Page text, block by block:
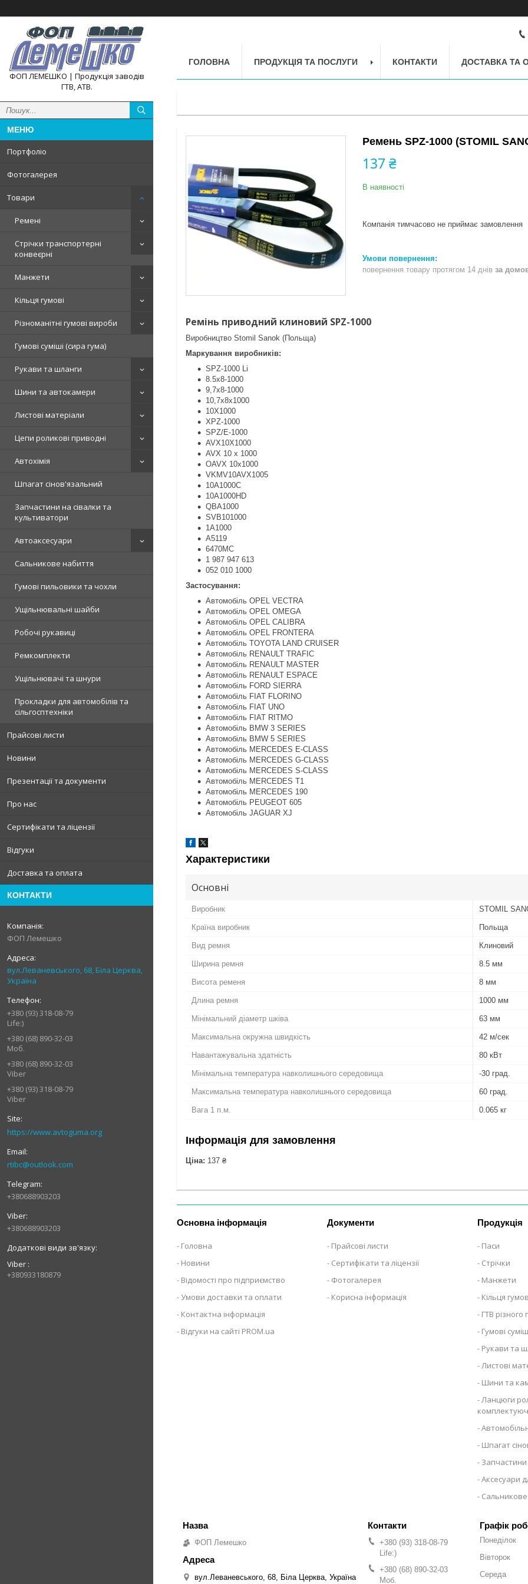
ФОП ЛЕМЕШКО | Продукція заводів
ГТВ, АТВ.
Портфоліо
Фотогалерея
Товари
Ремені
Стрічки транспортерні
конвеєрні
Манжети
Кільця гумові
Різноманітні гумові вироби
Гумові суміші (сира гума)
Рукави та шланги
Шини та автокамери
Листові матеріали
Цепи роликові приводні
Автохімія
Шпагат сінов'язальний
Запчастини на сівалки та
культиватори
Автоаксесуари
Сальникове набиття
Гумові пильовики та чохли
Ущільнювальні шайби
Робочі рукавиці
Ремкомплекти
Ущільнювачі та шнури
Прокладки для автомобілів та
сільгосптехніки
Прайсові листи
Новини
Презентації та документи
Про нас
Сертифікати та ліцензії
Відгуки
Доставка та оплата
КОНТАКТИ
ФОП Лемешко
вул.Леваневського, 68, Біла Церква,
Україна
+380 (93) 318-08-79
Life:)
+380 (68) 890-32-03
Моб.
+380 (68) 890-32-03
Viber
+380 (93) 318-08-79
Viber
https://www.avtoguma.org
rtibc@outlook.com
+380688903203
+380688903203
Viber
+380933180879
ГОЛОВНА ПРОДУКЦІЯ ТА ПОСЛУГИ КОНТАКТИ ДОСТАВКА ТА
Ремень SPZ-1000 (STOMIL
137 ₴
В наявності
Компанія тимчасово не приймає замовлення
повернення товару протягом 14 днів за
Ремінь приводний клиновий SPZ-1000
Виробництво Stomil Sanok (Польща)
Маркування виробників:
SPZ-1000 Li
8.5х8-1000
9,7х8-1000
10,7х8х1000
10X1000
XPZ-1000
SPZ/E-1000
AVX10X1000
AVX 10 x 1000
OAVX 10х1000
VKMV10AVX1005
10A1000C
10A1000HD
QBA1000
SVB101000
1A1000
A5119
6470MC
1 987 947 613
052 010 1000
Застосування:
Автомобіль OPEL VECTRA
Автомобіль OPEL OMEGA
Автомобіль OPEL CALIBRA
Автомобіль OPEL FRONTERA
Автомобіль TOYOTA LAND CRUISER
Автомобіль RENAULT TRAFIC
Автомобіль RENAULT MASTER
Автомобіль RENAULT ESPACE
Автомобіль FORD SIERRA
Автомобіль FIAT FLORINO
Автомобіль FIAT UNO
Автомобіль FIAT RITMO
Автомобіль BMW 3 SERIES
Автомобіль BMW 5 SERIES
Автомобіль MERCEDES E-CLASS
Автомобіль MERCEDES G-CLASS
Автомобіль MERCEDES S-CLASS
Автомобіль MERCEDES T1
Автомобіль MERCEDES 190
Автомобіль PEUGEOT 605
Автомобіль JAGUAR XJ
Характеристики
Основні
Виробник STOMIL
Країна виробник Польща
Вид ремня Клиновий
Ширина ремня 8.5 мм
Висота ременя 8 мм
Длина ремня 1000 мм
Мінімальний діаметр шківа 63 мм
Максимальна окружна швидкість 42 м/сек
Навантажувальна здатність 80 кВт
Мінімальна температура навколишнього середовища -30 град.
Максимальна температура навколишнього середовища 60 град.
Вага 1 п.м. 0.065 кг
Інформація для замовлення
Ціна: 137 ₴
Основна інформація
Головна
Новини
Відомості про підприємство
Умови доставки та оплати
Контактна інформація
Відгуки на сайті PROM.ua
Документи
Прайсові листи
Сертифікати та ліцензії
Фотогалерея
Корисна інформація
Продукція
Паси
Стрічки
Манжети
Кільця
ГТВ
Гумові
Рукави та
Листові
Шини та
Ланцюги
Шпагат
Запчастини
Аксесуари
ФОП Лемешко
вул.Леваневського, 68, Біла Церква, Україна
+380 (93) 318-08-79
Life:)
+380 (68) 890-32-03
Моб.
Графік
Понеділок
Вівторок
Середа